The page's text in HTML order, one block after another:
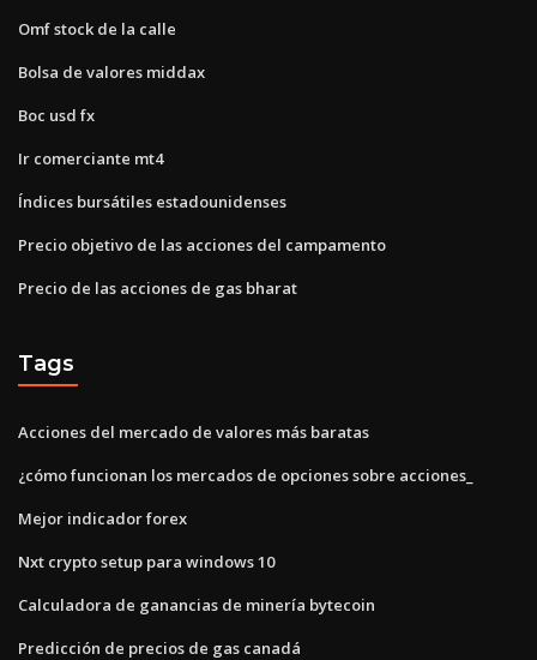
Omf stock de la calle
Bolsa de valores middax
Boc usd fx
Ir comerciante mt4
Índices bursátiles estadounidenses
Precio objetivo de las acciones del campamento
Precio de las acciones de gas bharat
Tags
Acciones del mercado de valores más baratas
¿cómo funcionan los mercados de opciones sobre acciones_
Mejor indicador forex
Nxt crypto setup para windows 10
Calculadora de ganancias de minería bytecoin
Predicción de precios de gas canadá